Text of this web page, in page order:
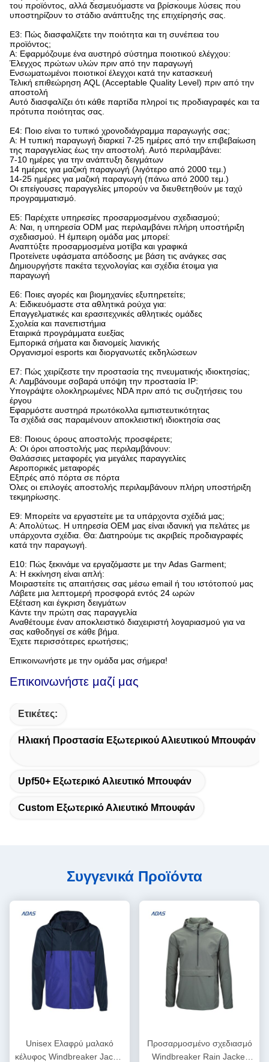
του προϊόντος, αλλά δεσμευόμαστε να βρίσκουμε λύσεις που
υποστηρίζουν το στάδιο ανάπτυξης της επιχείρησής σας.
Ε3: Πώς διασφαλίζετε την ποιότητα και τη συνέπεια του
προϊόντος;​
Α: Εφαρμόζουμε ένα αυστηρό σύστημα ποιοτικού ελέγχου:
Έλεγχος πρώτων υλών πριν από την παραγωγή
Ενσωματωμένοι ποιοτικοί έλεγχοι κατά την κατασκευή
Τελική επιθεώρηση AQL (Acceptable Quality Level) πριν από την
αποστολή
Αυτό διασφαλίζει ότι κάθε παρτίδα πληροί τις προδιαγραφές και τα
πρότυπα ποιότητας σας.
Ε4: Ποιο είναι το τυπικό χρονοδιάγραμμα παραγωγής σας;​
Α: Η τυπική παραγωγή διαρκεί 7-25 ημέρες από την επιβεβαίωση
της παραγγελίας έως την αποστολή. Αυτό περιλαμβάνει:
7-10 ημέρες για την ανάπτυξη δειγμάτων
14 ημέρες για μαζική παραγωγή (λιγότερο από 2000 τεμ.)
14-25 ημέρες για μαζική παραγωγή (πάνω από 2000 τεμ.)
Οι επείγουσες παραγγελίες μπορούν να διευθετηθούν με ταχύ
προγραμματισμό.
Ε5: Παρέχετε υπηρεσίες προσαρμοσμένου σχεδιασμού;​
Α: Ναι, η υπηρεσία ODM μας περιλαμβάνει πλήρη υποστήριξη
σχεδιασμού. Η έμπειρη ομάδα μας μπορεί:
Αναπτύξτε προσαρμοσμένα μοτίβα και γραφικά
Προτείνετε υφάσματα απόδοσης με βάση τις ανάγκες σας
Δημιουργήστε πακέτα τεχνολογίας και σχέδια έτοιμα για
παραγωγή
Ε6: Ποιες αγορές και βιομηχανίες εξυπηρετείτε;​
Α: Ειδικευόμαστε στα αθλητικά ρούχα για:
Επαγγελματικές και ερασιτεχνικές αθλητικές ομάδες
Σχολεία και πανεπιστήμια
Εταιρικά προγράμματα ευεξίας
Εμπορικά σήματα και διανομείς λιανικής
Οργανισμοί esports και διοργανωτές εκδηλώσεων
Ε7: Πώς χειρίζεστε την προστασία της πνευματικής ιδιοκτησίας;​
Α: Λαμβάνουμε σοβαρά υπόψη την προστασία IP:
Υπογράψτε ολοκληρωμένες NDA πριν από τις συζητήσεις του
έργου
Εφαρμόστε αυστηρά πρωτόκολλα εμπιστευτικότητας
Τα σχέδιά σας παραμένουν αποκλειστική ιδιοκτησία σας
Ε8: Ποιους όρους αποστολής προσφέρετε;​
Α: Οι όροι αποστολής μας περιλαμβάνουν:
Θαλάσσιες μεταφορές για μεγάλες παραγγελίες
Αεροπορικές μεταφορές
Εξπρές από πόρτα σε πόρτα
Όλες οι επιλογές αποστολής περιλαμβάνουν πλήρη υποστήριξη
τεκμηρίωσης.
Ε9: Μπορείτε να εργαστείτε με τα υπάρχοντα σχέδιά μας;​
Α: Απολύτως. Η υπηρεσία OEM μας είναι ιδανική για πελάτες με
υπάρχοντα σχέδια. Θα: Διατηρούμε τις ακριβείς προδιαγραφές
κατά την παραγωγή.
Ε10: Πώς ξεκινάμε να εργαζόμαστε με την Adas Garment;​
Α: Η εκκίνηση είναι απλή:
Μοιραστείτε τις απαιτήσεις σας μέσω email ή του ιστότοπού μας
Λάβετε μια λεπτομερή προσφορά εντός 24 ωρών
Εξέταση και έγκριση δειγμάτων
Κάντε την πρώτη σας παραγγελία
Αναθέτουμε έναν αποκλειστικό διαχειριστή λογαριασμού για να
σας καθοδηγεί σε κάθε βήμα.
Έχετε περισσότερες ερωτήσεις;
Επικοινωνήστε με την ομάδα μας σήμερα!
Επικοινωνήστε μαζί μας
Ετικέτες:
Ηλιακή Προστασία Εξωτερικού Αλιευτικού Μπουφάν
Upf50+ Εξωτερικό Αλιευτικό Μπουφάν
Custom Εξωτερικό Αλιευτικό Μπουφάν
Συγγενικά Προϊόντα
Unisex Ελαφρύ μαλακό
κέλυφος Windbreaker Jacket
Προσαρμοσμένο σχεδιασμό
Windbreaker Rain Jacket